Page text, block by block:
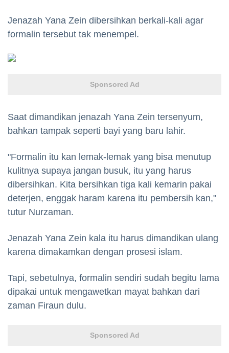
Jenazah Yana Zein dibersihkan berkali-kali agar
formalin tersebut tak menempel.
Sponsored Ad
Saat dimandikan jenazah Yana Zein tersenyum,
bahkan tampak seperti bayi yang baru lahir.
"Formalin itu kan lemak-lemak yang bisa menutup
kulitnya supaya jangan busuk, itu yang harus
dibersihkan. Kita bersihkan tiga kali kemarin pakai
deterjen, enggak haram karena itu pembersih kan,"
tutur Nurzaman.
Jenazah Yana Zein kala itu harus dimandikan ulang
karena dimakamkan dengan prosesi islam.
Tapi, sebetulnya, formalin sendiri sudah begitu lama
dipakai untuk mengawetkan mayat bahkan dari
zaman Firaun dulu.
Sponsored Ad